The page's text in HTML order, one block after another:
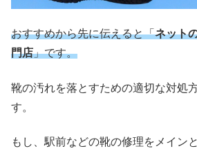
おすすめから先に伝えると「ネット
門店」です。
靴の汚れを落とすための適切な対処
す。
もし、駅前などの靴の修理をメイン